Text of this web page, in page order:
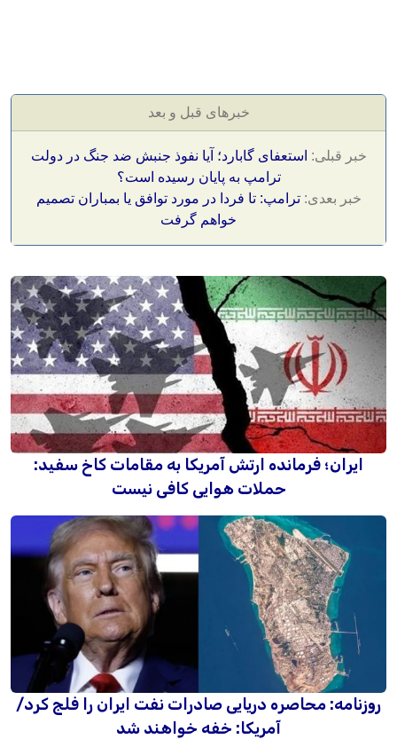
خبرهای قبل و بعد
خبر قبلی: استعفای گابارد؛ آیا نفوذ جنبش ضد جنگ در دولت
ترامپ به پایان رسیده است؟
خبر بعدی:ترامپ: تا فردا در مورد توافق یا بمباران تصمیم
خواهم گرفت
ایران؛ فرمانده ارتش آمریکا به مقامات کاخ سفید:
حملات هوایی کافی نیست
روزنامه: محاصره دریایی صادرات نفت ایران را فلج کرد/
آمریکا: خفه خواهند شد